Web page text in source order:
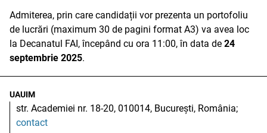
Admiterea, prin care candidații vor prezenta un portofoliu
de lucrări (maximum 30 de pagini format A3) va avea loc
la Decanatul FAI, începând cu ora 11:00, în data de 24
septembrie 2025.
UAUIM
str. Academiei nr. 18-20, 010014, București, România;
contact